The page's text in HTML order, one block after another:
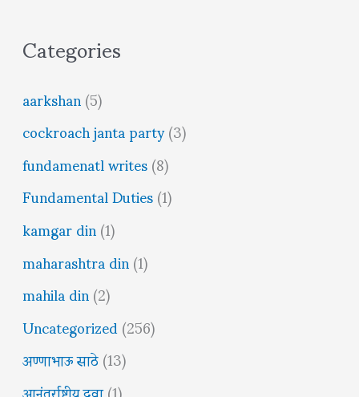
Categories
aarkshan(5)
cockroach janta party(3)
fundamenatl writes(8)
Fundamental Duties(1)
kamgar din(1)
maharashtra din(1)
mahila din(2)
Uncategorized(256)
अण्णाभाऊ साठे(13)